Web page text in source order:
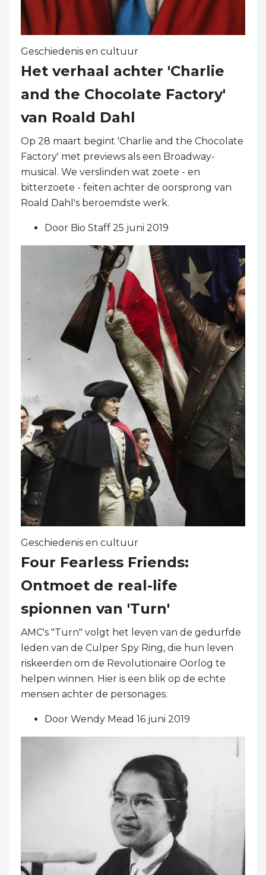
Geschiedenis en cultuur
Het verhaal achter 'Charlie
and the Chocolate Factory'
van Roald Dahl
Op 28 maart begint 'Charlie and the Chocolate
Factory' met previews als een Broadway-
musical. We verslinden wat zoete - en
bitterzoete - feiten achter de oorsprong van
Roald Dahl's beroemdste werk.
Door Bio Staff 25 juni 2019
Geschiedenis en cultuur
Four Fearless Friends:
Ontmoet de real-life
spionnen van 'Turn'
AMC's "Turn" volgt het leven van de gedurfde
leden van de Culper Spy Ring, die hun leven
riskeerden om de Revolutionaire Oorlog te
helpen winnen. Hier is een blik op de echte
mensen achter de personages.
Door Wendy Mead 16 juni 2019